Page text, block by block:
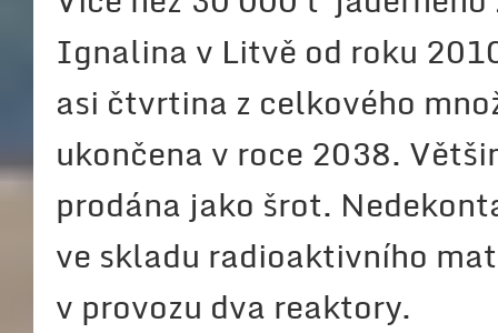
Ignalina v Litvě od roku
asi čtvrtina z celkového
ukončena v roce 2038.
prodána jako šrot.
ve skladu radioaktivního
v provozu dva reaktory.